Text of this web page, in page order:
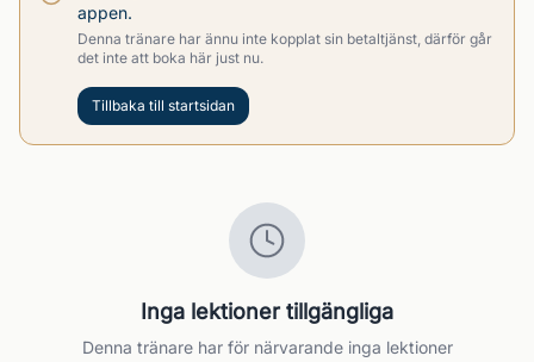
appen.
Denna tränare har ännu inte kopplat sin betaltjänst, därför går
det inte att boka här just nu.
Tillbaka till startsidan
Inga lektioner tillgängliga
Denna tränare har för närvarande inga lektioner